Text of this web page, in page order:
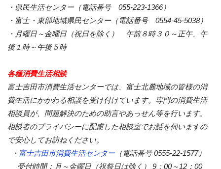
・県民生活センター（電話番号 055‐223‐1366）
・富士・東部地域県民センター（電話番号 0554‐45‐5038）
・月曜日～金曜日（祝日を除く） 午前８時３０～正午、午
後１時～午後５時
各種消費生活相談
富士吉田市消費生活センターでは、富士北麓地域の皆様の消
費生活にかかわる相談を受け付けています。専門の消費生活
相談員が、問題解決のための助言やあっせん等を行います。
相談者のプライバシーに配慮した相談室でお話を伺いますの
で安心してお訪ねください。
・ 富士吉田市消費生活センター（電話番号 0555-22-1577）
受付時間：月～金曜日（祝祭日は除く） 9：00～12：00